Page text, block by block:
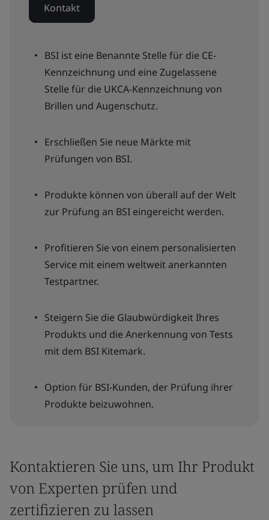
Kontakt
BSI ist eine Benannte Stelle für die CE-
Kennzeichnung und eine Zugelassene
Stelle für die UKCA-Kennzeichnung von
Brillen und Augenschutz.
Erschließen Sie neue Märkte mit
Prüfungen von BSI.
Produkte können von überall auf der Welt
zur Prüfung an BSI eingereicht werden.
Profitieren Sie von einem personalisierten
Service mit einem weltweit anerkannten
Testpartner.
Steigern Sie die Glaubwürdigkeit Ihres
Produkts und die Anerkennung von Tests
mit dem BSI Kitemark.
Option für BSI-Kunden, der Prüfung ihrer
Produkte beizuwohnen.
Kontaktieren Sie uns, um Ihr Produkt
von Experten prüfen und
zertifizieren zu lassen